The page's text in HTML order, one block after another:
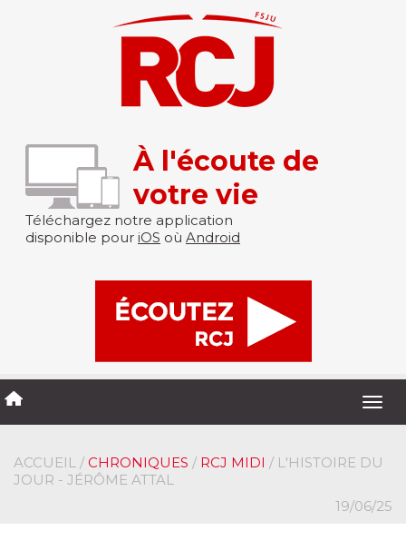
À l'écoute de
votre vie
Téléchargez notre application
disponible pour iOS où Android
ACCUEIL / CHRONIQUES / RCJ MIDI / L'HISTOIRE DU
JOUR - JÉRÔME ATTAL
19/06/25